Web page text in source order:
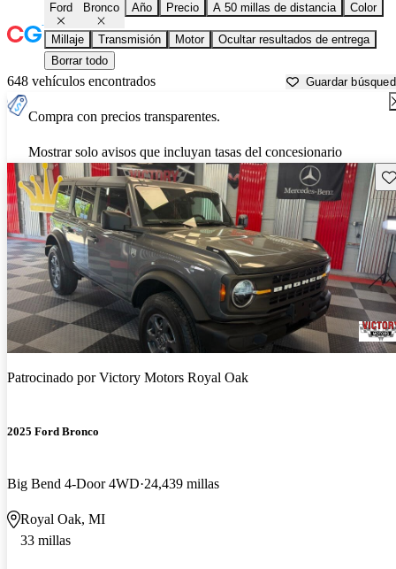
Ford Bronco Año Precio A 50 millas de distancia Color
Millaje Transmisión Motor
Ocultar resultados de entrega
Borrar todo
648 vehículos encontrados Guardar
Compra con precios transparentes.
Mostrar solo avisos que incluyan tasas del concesionario
Patrocinado porVictory Motors Royal Oak
2025 Ford Bronco
Big Bend 4-Door 4WD 24,439 millas
Royal Oak, MI
33 millas